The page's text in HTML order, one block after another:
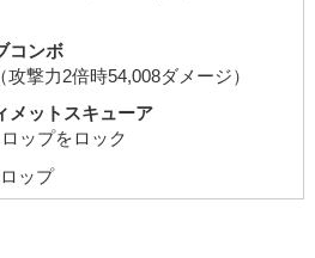
コンボ
撃力2倍時54,008ダメージ）
メットスキューア
ップをロック
ップ